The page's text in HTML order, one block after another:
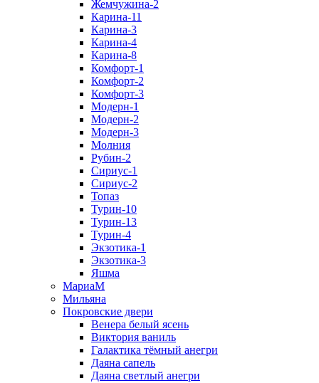
Жемчужина-2
Карина-11
Карина-3
Карина-4
Карина-8
Комфорт-1
Комфорт-2
Комфорт-3
Модерн-1
Модерн-2
Модерн-3
Молния
Рубин-2
Сириус-1
Сириус-2
Топаз
Турин-10
Турин-13
Турин-4
Экзотика-1
Экзотика-3
Яшма
МариаМ
Мильяна
Покровские двери
Венера белый ясень
Виктория ваниль
Галактика тёмный анегри
Даяна сапель
Даяна светлый анегри